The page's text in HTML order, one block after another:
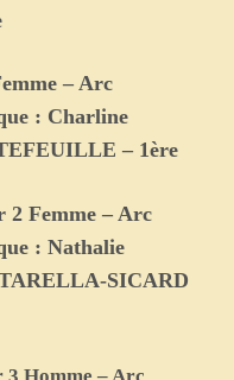
– Arc
: Charline
– 1ère
2 Femme – Arc
: Nathalie
SICARD